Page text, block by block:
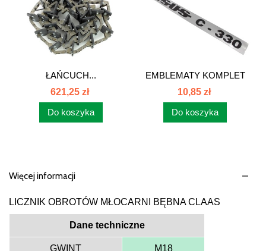
ŁAŃCUCH...
621,25 zł
Do koszyka
EMBLEMATY KOMPLET
NAKLEJEK...
10,85 zł
Do koszyka
Więcej informacji
LICZNIK OBROTÓW MŁOCARNI BĘBNA CLAAS
Dane techniczne
GWINT M18